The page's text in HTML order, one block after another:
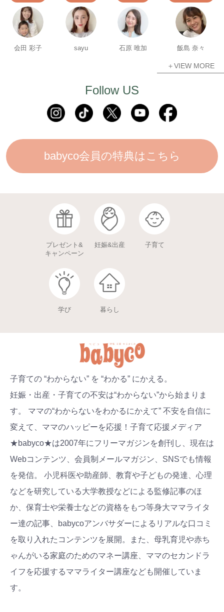
会田 彩子 sayu 石原 唯加 飯島 奈々
＋VIEW MORE
Follow US
babyco会員の特典はこちら
プレゼント&
キャンペーン
妊娠&出産 子育て
学び 暮らし
子育ての “わからない” を “わかる” にかえる。
妊娠・出産・子育ての不安は“わからない”から始まりま
す。 ママの“わからないをわかるにかえて” 不安を自信に
変えて、ママのハッピーを応援！子育て応援メディア
★babyco★は2007年にフリーマガジンを創刊し、現在は
Webコンテンツ、会員制メールマガジン、SNSでも情報
を発信。 小児科医や助産師、教育や子どもの発達、心理
などを研究している大学教授などによる監修記事のほ
か、保育士や栄養士などの資格をもつ等身大ママライタ
ー達の記事、babycoアンバサダーによるリアルな口コミ
を取り入れたコンテンツを展開。また、母乳育児や赤ち
ゃんがいる家庭のためのマネー講座、ママのセカンドラ
イフを応援するママライター講座なども開催していま
す。